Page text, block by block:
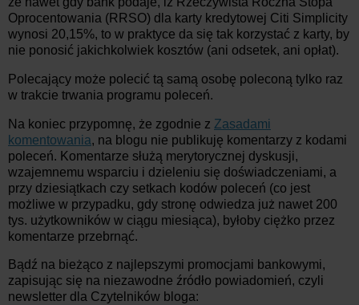
Oprocentowania (RRSO) dla karty kredytowej Citi Simplicity
wynosi 20,15%, to w praktyce da się tak korzystać z karty, by
nie ponosić jakichkolwiek kosztów (ani odsetek, ani opłat).
Polecający może polecić tą samą osobę poleconą tylko raz
w trakcie trwania programu poleceń.
Na koniec przypomnę, że zgodnie z Zasadami
komentowania, na blogu nie publikuję komentarzy z kodami
poleceń. Komentarze służą merytorycznej dyskusji,
wzajemnemu wsparciu i dzieleniu się doświadczeniami, a
przy dziesiątkach czy setkach kodów poleceń (co jest
możliwe w przypadku, gdy stronę odwiedza już nawet 200
tys. użytkowników w ciągu miesiąca), byłoby ciężko przez
komentarze przebrnąć.
Bądź na bieżąco z najlepszymi promocjami bankowymi,
zapisując się na niezawodne źródło powiadomień, czyli
newsletter dla Czytelników bloga: